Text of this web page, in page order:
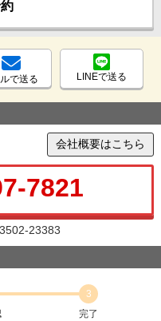
で送る LINEで送る
会社概要はこちら
7821
23383
3
完了